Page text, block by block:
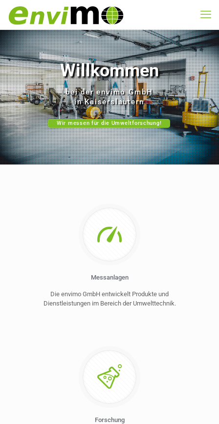
Willkommen
bei der envimo GmbH
in Kaiserslautern
Wir messen für die Umweltforschung!
Messanlagen
Die envimo GmbH entwickelt Produkte und
Dienstleistungen im Bereich der Umwelttechnik.
Forschung